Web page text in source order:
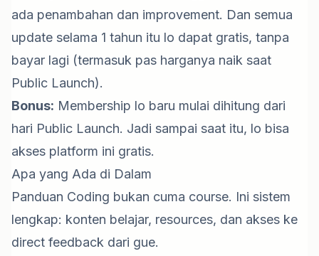
ada penambahan dan improvement. Dan semua
update selama 1 tahun itu lo dapat gratis, tanpa
bayar lagi (termasuk pas harganya naik saat
Public Launch).
Bonus: Membership lo baru mulai dihitung dari
hari Public Launch. Jadi sampai saat itu, lo bisa
akses platform ini gratis.
Apa yang Ada di Dalam
Panduan Coding bukan cuma course. Ini sistem
lengkap: konten belajar, resources, dan akses ke
direct feedback dari gue.